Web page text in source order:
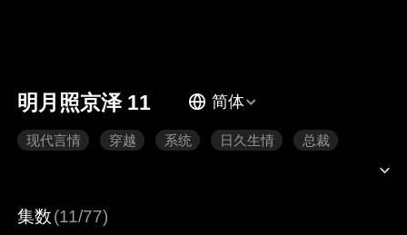
明月照京泽 11 简体
现代言情 穿越 系统 日久生情 总裁
集数(11/77)